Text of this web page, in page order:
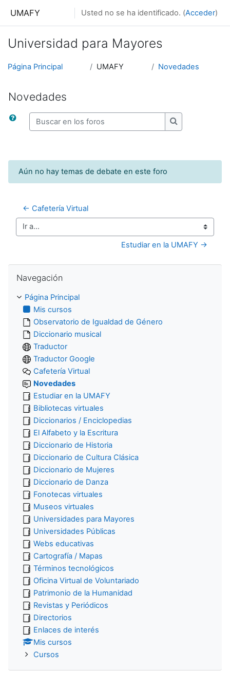
UMAFY Usted no se ha identificado. (Acceder)
Universidad para Mayores
Página Principal UMAFY Novedades
Novedades
Buscar en los foros
Buscar en los
Aún no hay temas de debate en este foro
← Cafetería Virtual
Ir a...
Estudiar en la UMAFY →
Navegación
Página Principal
Mis cursos
Observatorio de Igualdad de Género
Diccionario musical
Traductor
Traductor Google
Cafetería Virtual
Novedades
Estudiar en la UMAFY
Bibliotecas virtuales
Diccionarios / Enciclopedias
El Alfabeto y la Escritura
Diccionario de Historia
Diccionario de Cultura Clásica
Diccionario de Mujeres
Diccionario de Danza
Fonotecas virtuales
Museos virtuales
Universidades para Mayores
Universidades Públicas
Webs educativas
Cartografía / Mapas
Términos tecnológicos
Oficina Virtual de Voluntariado
Patrimonio de la Humanidad
Revistas y Periódicos
Directorios
Enlaces de interés
Mis cursos
Cursos